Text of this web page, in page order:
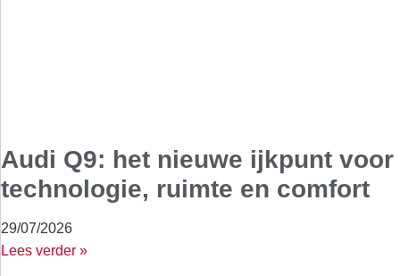
Audi Q9: het nieuwe ijkpunt voor
technologie, ruimte en comfort
29/07/2026
Lees verder »